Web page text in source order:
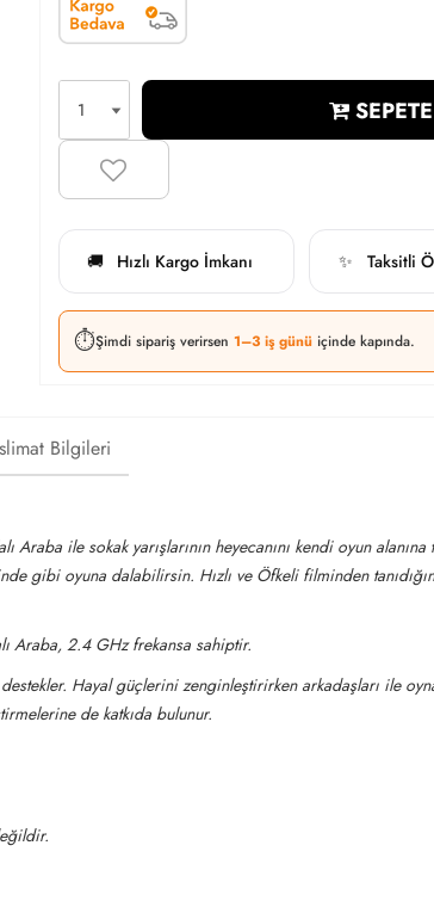
🚚 Hızlı Kargo İmkanı ✨ Taksitli
⏱️Şimdi sipariş verirsen 1–3 iş günü içinde kapında.
Bilgileri
ile sokak yarışlarının heyecanını kendi oyun
gibi oyuna dalabilirsin. Hızlı ve Öfkeli filminden
Araba, 2.4 GHz frekansa sahiptir.
Hayal güçlerini zenginleştirirken arkadaşları ile
de katkıda bulunur.